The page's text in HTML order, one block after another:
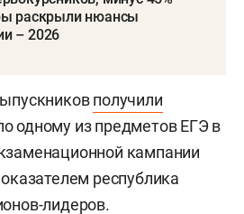
раскрыли нюансы
– 2026
получили
одному из предметов ЕГЭ в
кампании
республика
лидеров.